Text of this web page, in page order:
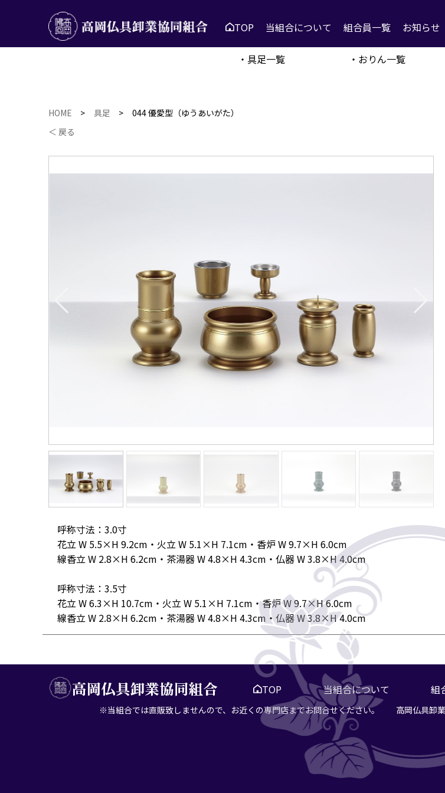
TOP 当組合について 組合員一覧 お知らせ
・具足一覧 ・おりん一覧
HOME > 具足 >
044 優愛型（ゆうあいがた）
＜ 戻る
呼称寸法：3.0寸
花立 W 5.5×H 9.2cm・火立 W 5.1×H 7.1cm・香炉 W 9.7×H 6.0cm
線香立 W 2.8×H 6.2cm・茶湯器 W 4.8×H 4.3cm・仏器 W 3.8×H 4.0cm
呼称寸法：3.5寸
花立 W 6.3×H 10.7cm・火立 W 5.1×H 7.1cm・香炉 W 9.7×H 6.0cm
線香立 W 2.8×H 6.2cm・茶湯器 W 4.8×H 4.3cm・仏器 W 3.8×H 4.0cm
TOP 当組合について 組
※当組合では直販致しませんので、お近くの専門店までお問合せください。 高岡仏具卸